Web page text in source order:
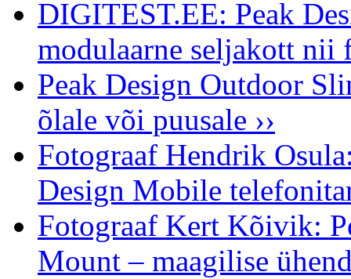
DIGITEST.EE: Peak
modulaarne seljakott nii
Peak Design Outdoor
õlale või puusale ››
Fotograaf Hendrik
Design Mobile
Fotograaf Kert Kõivik:
Mount – maagilise